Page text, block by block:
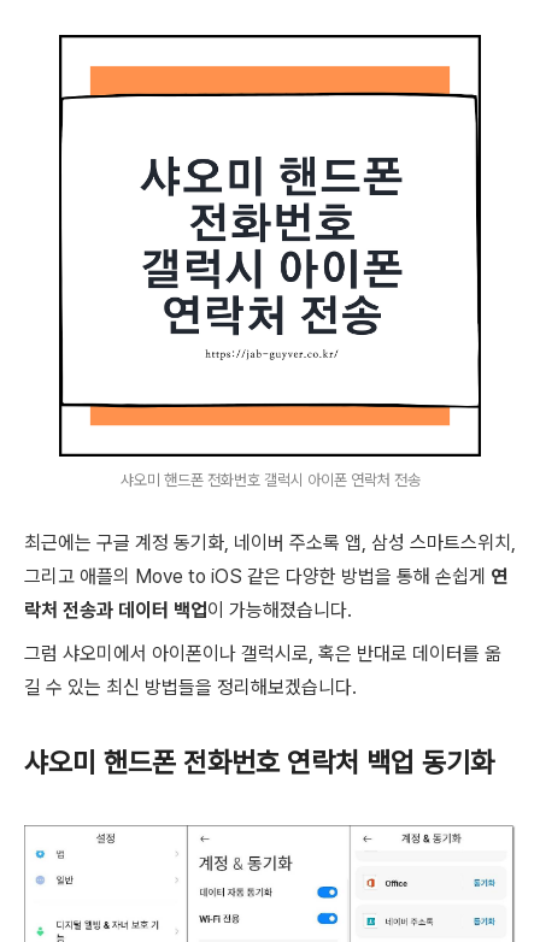
샤오미 핸드폰 전화번호 갤럭시 아이폰 연락처 전송
최근에는 구글 계정 동기화, 네이버 주소록 앱, 삼성 스마트스위치,
그리고 애플의 Move to iOS 같은 다양한 방법을 통해 손쉽게 연
락처 전송과 데이터 백업이 가능해졌습니다.
그럼 샤오미에서 아이폰이나 갤럭시로, 혹은 반대로 데이터를 옮
길 수 있는 최신 방법들을 정리해보겠습니다.
샤오미 핸드폰 전화번호 연락처 백업 동기화